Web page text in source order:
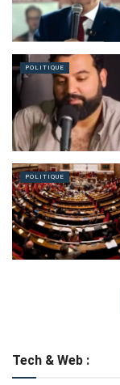
POLITIQUE
POLITIQUE
Tech & Web :